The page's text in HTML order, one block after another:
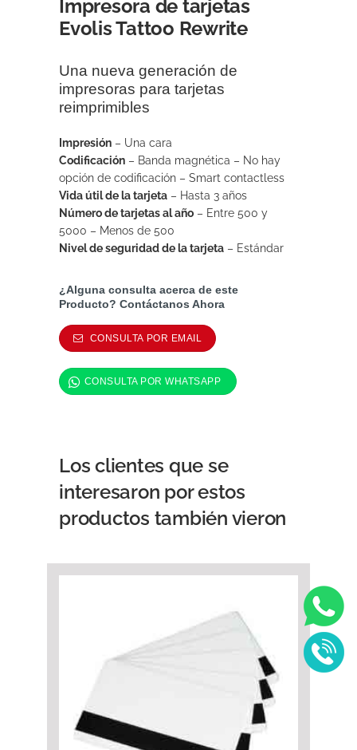
Impresora de tarjetas
Evolis Tattoo Rewrite
Una nueva generación de
impresoras para tarjetas
reimprimibles
Impresión – Una cara
Codificación – Banda magnética – No hay
opción de codificación – Smart contactless
Vida útil de la tarjeta – Hasta 3 años
Número de tarjetas al año – Entre 500 y
5000 – Menos de 500
Nivel de seguridad de la tarjeta – Estándar
¿Alguna consulta acerca de este
Producto? Contáctanos Ahora
Los clientes que se
interesaron por estos
productos también vieron